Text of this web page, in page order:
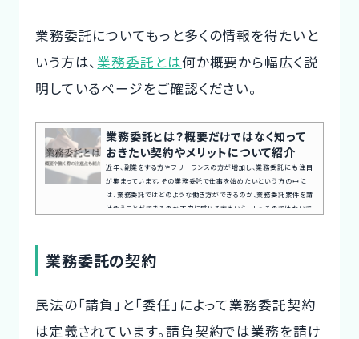
業務委託についてもっと多くの情報を得たいと
いう方は、業務委託とは何か概要から幅広く説
明しているページをご確認ください。
業務委託とは？概要だけではなく知って
おきたい契約やメリットについて紹介
近年、副業をする方やフリーランスの方が増加し、業務委託にも注目
が集まっています。その業務委託で仕事を始めたいという方の中に
は、業務委託ではどのような働き方ができるのか、業務委託案件を請
け負うことができるのか不安に感じる方もいらっしゃるのではないで
す方法など幅広く紹介していきます。案件探しの悩み交渉の不安、
業務委託の契約
民法の「請負」と「委任」によって業務委託契約
は定義されています。請負契約では業務を請け